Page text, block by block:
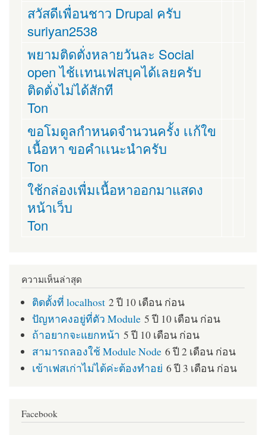
สวัสดีเพื่อนชาว Drupal ครับ
suriyan2538
พยามติดตั่งหลายวันละ Social
open ไช้เเทนเฟสบุคได้เลยครับ
ติดตั่งไม่ได้สักที
Ton
ขอโมดูลกำหนดจำนวนครั้ง เเก้ใข
เนื้อหา ขอคำเเนะนำครับ
Ton
ใช้กล่องเพื่มเนื้อหาออกมาแสดง
หน้าเว็บ
Ton
ความเห็นล่าสุด
ติดตั้งที่ localhost 2 ปี 10 เดือน ก่อน
ปัญหาคงอยู่ที่ตัว Module 5 ปี 10 เดือน ก่อน
ถ้าอยากจะแยกหน้า 5 ปี 10 เดือน ก่อน
สามารถลองใช้ Module Node 6 ปี 2 เดือน ก่อน
เข้าเฟสเก่าไม่ได้ค่ะต้องทำอย่ 6 ปี 3 เดือน ก่อน
Facebook